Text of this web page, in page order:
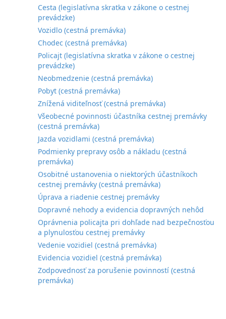
Cesta (legislatívna skratka v zákone o cestnej
prevádzke)
Vozidlo (cestná premávka)
Chodec (cestná premávka)
Policajt (legislatívna skratka v zákone o cestnej
prevádzke)
Neobmedzenie (cestná premávka)
Pobyt (cestná premávka)
Znížená viditeľnosť (cestná premávka)
Všeobecné povinnosti účastníka cestnej premávky
(cestná premávka)
Jazda vozidlami (cestná premávka)
Podmienky prepravy osôb a nákladu (cestná
premávka)
Osobitné ustanovenia o niektorých účastníkoch
cestnej premávky (cestná premávka)
Úprava a riadenie cestnej premávky
Dopravné nehody a evidencia dopravných nehôd
Oprávnenia policajta pri dohľade nad bezpečnosťou
a plynulosťou cestnej premávky
Vedenie vozidiel (cestná premávka)
Evidencia vozidiel (cestná premávka)
Zodpovednosť za porušenie povinností (cestná
premávka)